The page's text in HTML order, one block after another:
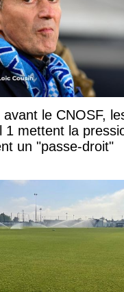
le CNOSF,
1 mettent la
un "passe-droit"